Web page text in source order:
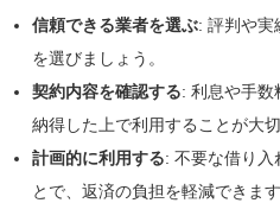
信頼できる業者を選ぶ: 評判や実
を選びましょう。
契約内容を確認する: 利息や手数
納得した上で利用することが大切
計画的に利用する: 不要な借り入
とで、返済の負担を軽減できます